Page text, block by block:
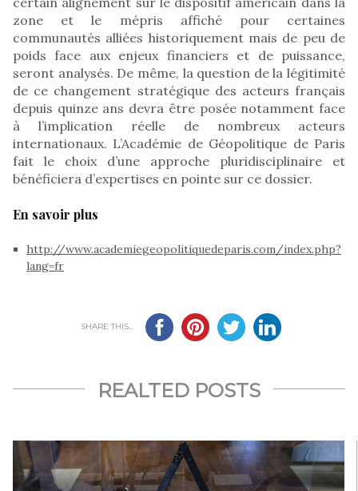
zone et le mépris affiché pour certaines
communautés alliées historiquement mais de peu de
poids face aux enjeux financiers et de puissance,
seront analysés. De même, la question de la légitimité
de ce changement stratégique des acteurs français
depuis quinze ans devra être posée notamment face
à l’implication réelle de nombreux acteurs
internationaux. L’Académie de Géopolitique de Paris
fait le choix d’une approche pluridisciplinaire et
bénéficiera d’expertises en pointe sur ce dossier.
En savoir plus
http://www.academiegeopolitiquedeparis.com/index.php?
lang=fr
SHARE THIS...
REALTED POSTS